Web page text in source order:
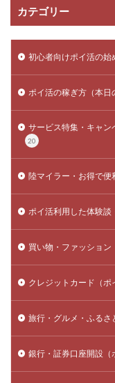
カテゴリー
初心者向けポイ活の始
ポイ活の稼ぎ方（本日
サービス特集・キャン
20
陸マイラー・お得で便
ポイ活利用した体験談
買い物・ファッション
クレジットカード（ポ
旅行・グルメ・ふるさ
銀行・証券口座開設（